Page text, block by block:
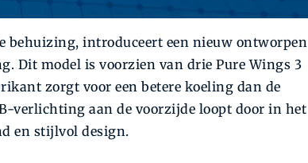
behuizing, introduceert een nieuw ontworpen
Dit model is voorzien van drie Pure Wings 3
zorgt voor een betere koeling dan de
verlichting aan de voorzijde loopt door in het
en stijlvol design.